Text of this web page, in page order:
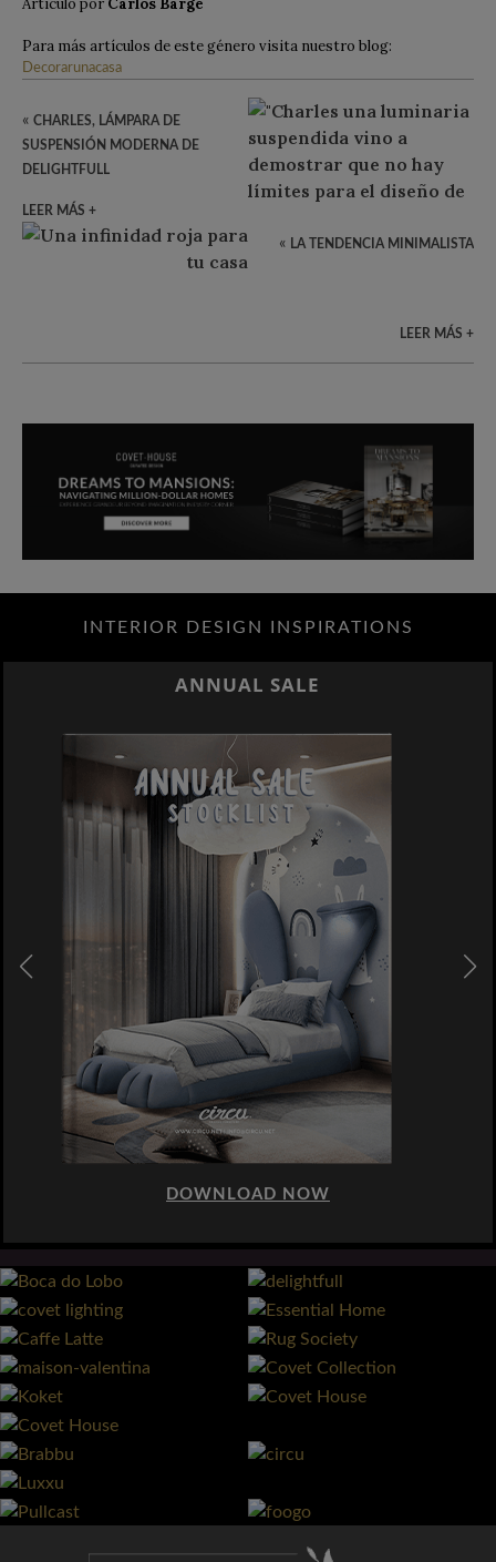
Artículo por Carlos Barge
Para más artículos de este género visita nuestro blog:
Decorarunacasa
« CHARLES, LÁMPARA DE
SUSPENSIÓN MODERNA DE
DELIGHTFULL
LEER MÁS +
« LA TENDENCIA MINIMALISTA
LEER MÁS +
INTERIOR DESIGN INSPIRATIONS
ANNUAL SALE
DOWNLOAD NOW